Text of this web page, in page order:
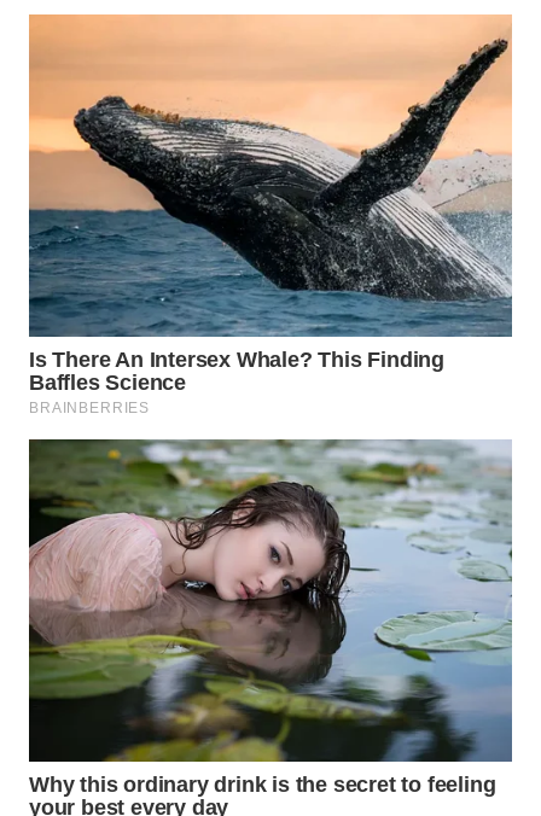
WN
BOROBUDUR
WN
MADURA
WN
SURABAYA
NATUNA
WN
BINTAN
WN
MANDALIKA
WN
WN
LABUANBAJO